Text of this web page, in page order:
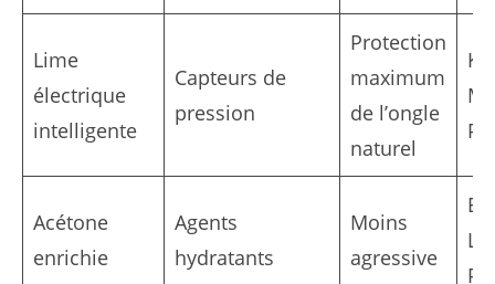
Lime
électrique
intelligente
Capteurs de
pression
Protection
maximum
de l’ongle
naturel
Acétone
enrichie
Agents
hydratants
Moins
agressive